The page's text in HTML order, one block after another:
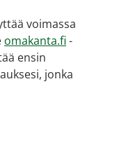
voimassa
omakanta.fi -
ensin
jonka